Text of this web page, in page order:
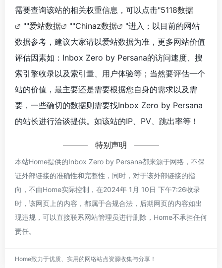
需要查询该站的相关权重信息，可以点击"5118数据
""爱站数据 ""Chinaz数据
"进入；以目前的网站
数据参考，建议大家请以爱站数据为准，更多网站价值
评估因素如：Inbox Zero by Persana的访问速度、搜
索引擎收录以及索引量、用户体验等；当然要评估一个
站的价值，最主要还是需要根据您自身的需求以及需
要，一些确切的数据则需要找Inbox Zero by Persana
的站长进行洽谈提供。如该站的IP、PV、跳出率等！
特别声明
本站Home提供的Inbox Zero by Persana都来源于网络，不保
证外部链接的准确性和完整性，同时，对于该外部链接的指
向，不由Home实际控制，在2024年 1月 10日 下午7:26收录
时，该网页上的内容，都属于合规合法，后期网页的内容如出
现违规，可以直接联系网站管理员进行删除，Home不承担任何
责任。
Home致力于优质、实用的网络站点资源收集与分享！